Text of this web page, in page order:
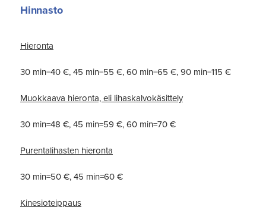
Hinnasto
Hieronta
30 min=40 €, 45 min=55 €, 60 min=65 €, 90 min=115 €
Muokkaava hieronta, eli lihaskalvokäsittely
30 min=48 €, 45 min=59 €, 60 min=70 €
Purentalihasten hieronta
30 min=50 €, 45 min=60 €
Kinesioteippaus